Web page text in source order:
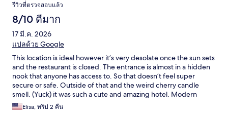
รีวิวที่ตรวจสอบแล้ว
8/10 ดีมาก
17 มี.ค. 2026
แปลด้วย Google
This location is ideal however it’s very desolate once the sun sets
and the restaurant is closed. The entrance is almost in a hidden
nook that anyone has access to. So that doesn’t feel super
secure or safe. Outside of that and the weird cherry candle
smell. (Yuck) it was such a cute and amazing hotel. Modern
interior and I love the rooms and layout. If you are staying with a
friend then this place is A1
Elisa, ทริป 2 คืน